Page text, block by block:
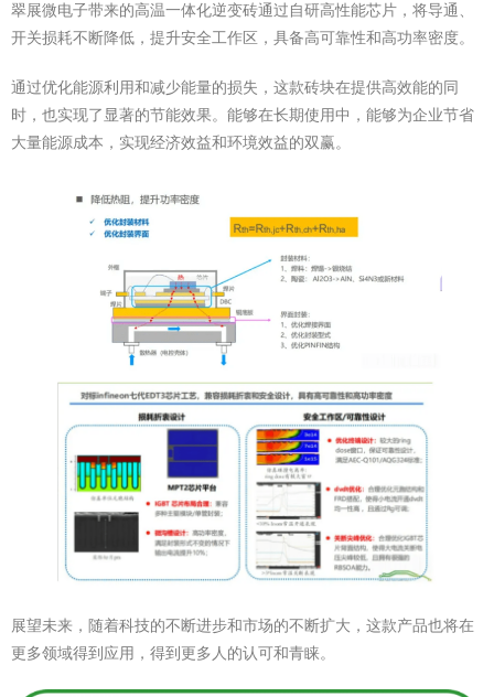
翠展微电子带来的高温一体化逆变砖通过自研高性能芯片，将导通、
开关损耗不断降低，提升安全工作区，具备高可靠性和高功率密度。
通过优化能源利用和减少能量的损失，这款砖块在提供高效能的同
时，也实现了显著的节能效果。能够在长期使用中，能够为企业节省
大量能源成本，实现经济效益和环境效益的双赢。
展望未来，随着科技的不断进步和市场的不断扩大，这款产品也将在
更多领域得到应用，得到更多人的认可和青睐。